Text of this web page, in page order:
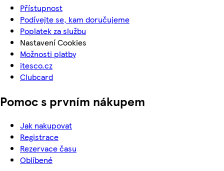
Přístupnost
Podívejte se, kam doručujeme
Poplatek za službu
Nastavení Cookies
Možnosti platby
itesco.cz
Clubcard
Pomoc s prvním nákupem
Jak nakupovat
Registrace
Rezervace času
Oblíbené